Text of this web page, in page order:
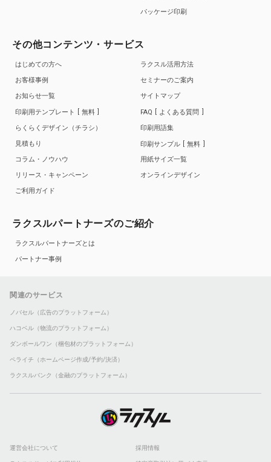
パッケージ印刷
その他コンテンツ・サービス
はじめての方へ
お客様事例
お知らせ一覧
印刷用テンプレート
無料
らくらくデザイン（チラシ）
見積もり
コラム・ノウハウ
リリース・キャンペーン
ご利用ガイド
ラクスル活用方法
セミナーのご案内
サイトマップ
FAQ
よくある質問
印刷用語集
印刷サンプル
無料
用紙サイズ一覧
オンラインデザイン
ラクスルパートナーズのご紹介
ラクスルパートナーズとは
パートナー事例
関連のサービス
ノバセル（広告のプラットフォーム）
ハコベル（物流のプラットフォーム）
ダンボールワン（梱包材のプラットフォーム）
ペライチ（ホームページ作成/予約/決済）
ラクスルバンク（金融のプラットフォーム）
運営会社について 採用情報